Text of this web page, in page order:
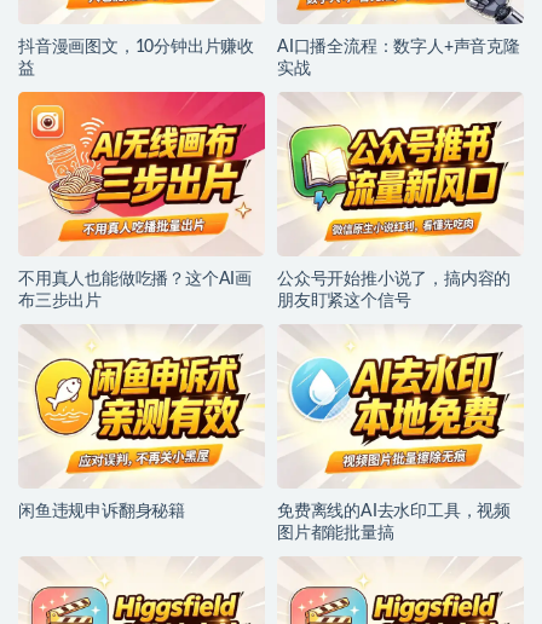
抖音漫画图文，10分钟出片赚收
益
AI口播全流程：数字人+声音克隆
实战
不用真人也能做吃播？这个AI画
布三步出片
公众号开始推小说了，搞内容的
朋友盯紧这个信号
闲鱼违规申诉翻身秘籍
免费离线的AI去水印工具，视频
图片都能批量搞